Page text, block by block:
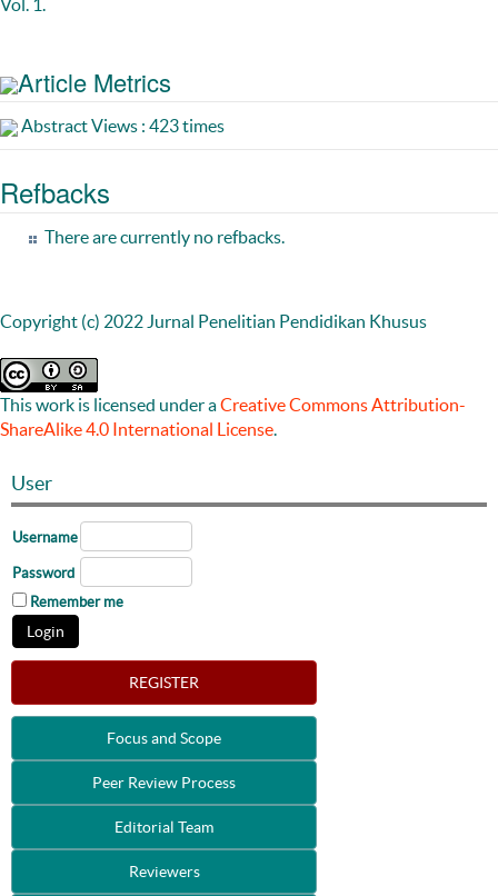
Vol. 1.
Article Metrics
Abstract Views : 423 times
Refbacks
There are currently no refbacks.
Copyright (c) 2022 Jurnal Penelitian Pendidikan Khusus
This work is licensed under aCreative Commons Attribution-
ShareAlike 4.0 International License.
User
Username
Password
Remember me
REGISTER
Focus and Scope
Peer Review Process
Editorial Team
Reviewers